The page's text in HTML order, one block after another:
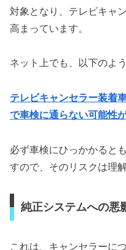
対象となり、テレビキャ
高まっています。
ネット上でも、以下のよ
テレビキャンセラー装着
で車検に通らない可能性
必ず車検にひっかかると
すので、そのリスクは理
純正システムへの悪
これは、キャンセラーに